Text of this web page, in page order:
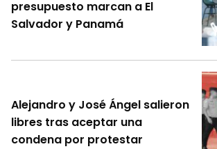
presupuesto marcan a El
Salvador y Panamá
Alejandro y José Ángel salieron
libres tras aceptar una
condena por protestar